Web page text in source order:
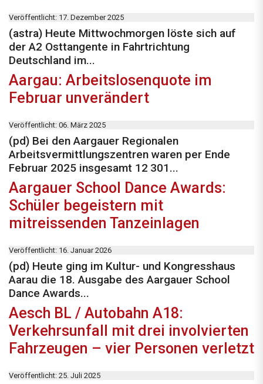
Veröffentlicht: 17. Dezember 2025
(astra) Heute Mittwochmorgen löste sich auf
der A2 Osttangente in Fahrtrichtung
Deutschland im...
Aargau: Arbeitslosenquote im
Februar unverändert
Veröffentlicht: 06. März 2025
(pd) Bei den Aargauer Regionalen
Arbeitsvermittlungszentren waren per Ende
Februar 2025 insgesamt 12 301...
Aargauer School Dance Awards:
Schüler begeistern mit
mitreissenden Tanzeinlagen
Veröffentlicht: 16. Januar 2026
(pd) Heute ging im Kultur- und Kongresshaus
Aarau die 18. Ausgabe des Aargauer School
Dance Awards...
Aesch BL / Autobahn A18:
Verkehrsunfall mit drei involvierten
Fahrzeugen – vier Personen verletzt
Veröffentlicht: 25. Juli 2025